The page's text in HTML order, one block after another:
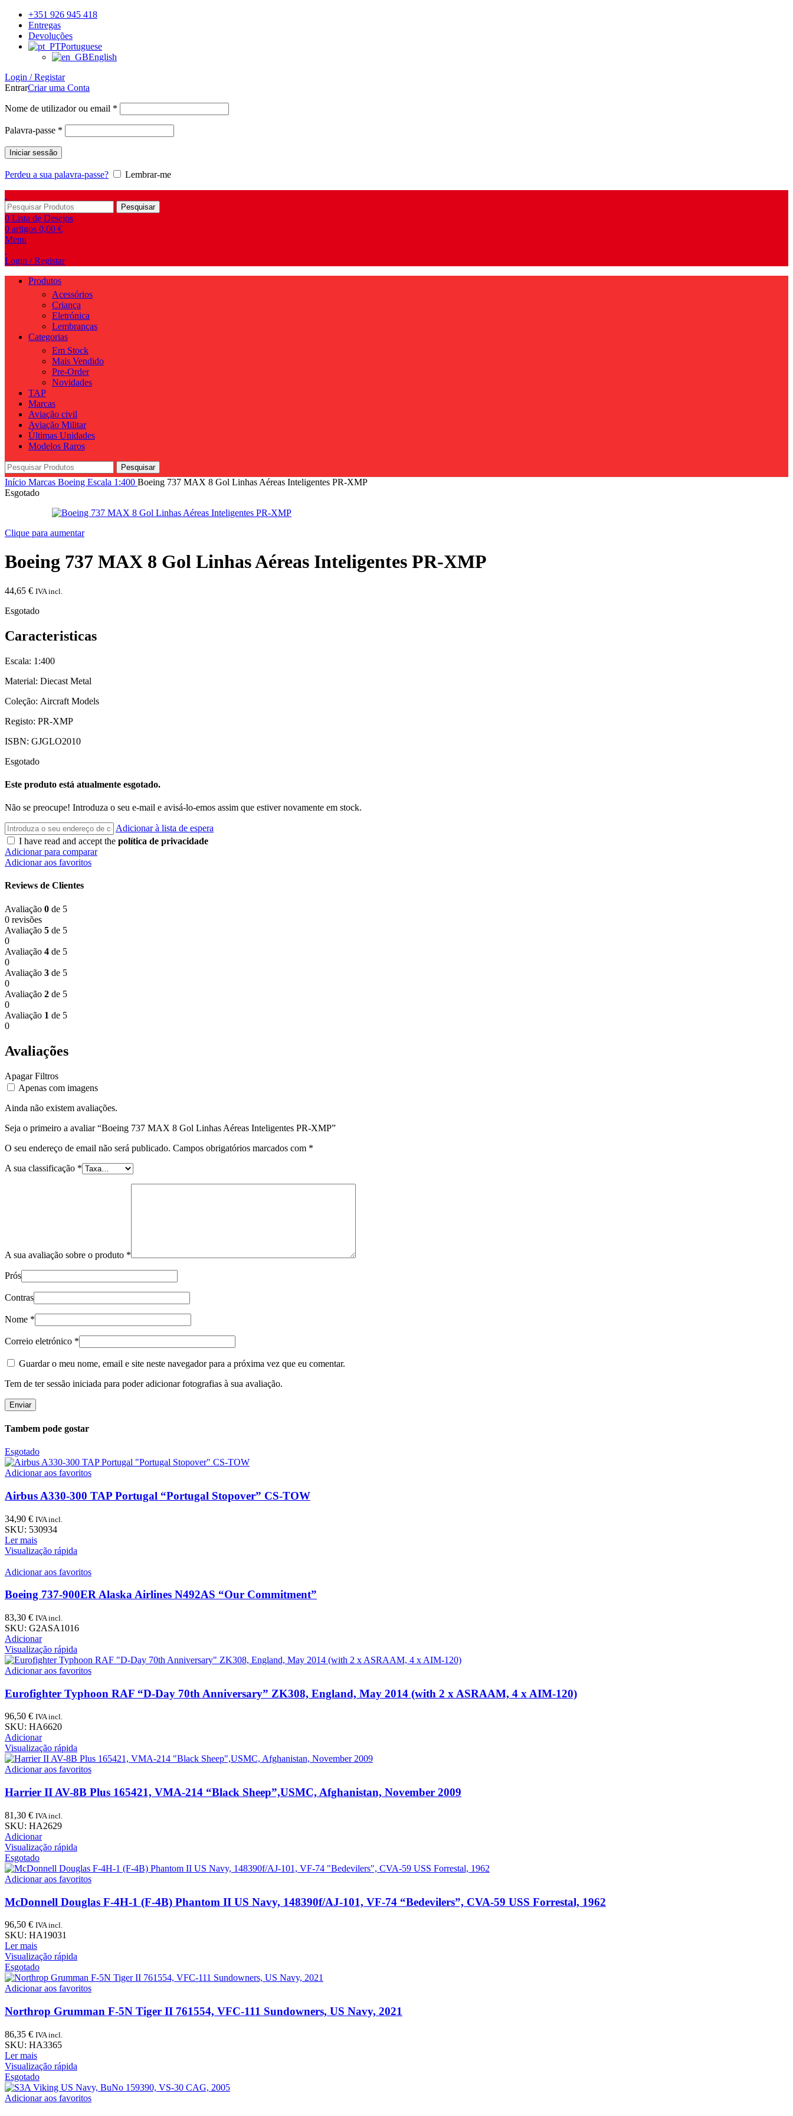
+351 926 945 418
Entregas
Devoluções
Portuguese
English
Login / Registar
EntrarCriar uma Conta
Nome de utilizador ou email *
Palavra-passe *
Iniciar sessão
Perdeu a sua palavra-passe? Lembrar-me
Pesquisar
0 Lista de Desejos
0 artigos 0,00 €
Menu
Login / Registar
Produtos
Acessórios
Criança
Eletrónica
Lembranças
Categorias
Em Stock
Mais Vendido
Pre-Order
Novidades
TAP
Marcas
Aviação civil
Aviação Militar
Últimas Unidades
Modelos Raros
Pesquisar
Início Marcas Boeing Escala 1:400 Boeing 737 MAX 8 Gol Linhas Aéreas Inteligentes PR-XMP
Esgotado
Clique para aumentar
Boeing 737 MAX 8 Gol Linhas Aéreas Inteligentes PR-XMP
44,65 € IVA incl.
Esgotado
Caracteristicas
Escala: 1:400
Material: Diecast Metal
Coleção: Aircraft Models
Registo: PR-XMP
ISBN: GJGLO2010
Esgotado
Este produto está atualmente esgotado.
Não se preocupe! Introduza o seu e-mail e avisá-lo-emos assim que estiver novamente em stock.
Adicionar à lista de espera
I have read and accept the política de privacidade
Adicionar para comparar
Adicionar aos favoritos
Reviews de Clientes
Avaliação 0 de 5
0 revisões
Avaliação 5 de 5
0
Avaliação 4 de 5
0
Avaliação 3 de 5
0
Avaliação 2 de 5
0
Avaliação 1 de 5
0
Avaliações
Apagar Filtros
Apenas com imagens
Ainda não existem avaliações.
Seja o primeiro a avaliar “Boeing 737 MAX 8 Gol Linhas Aéreas Inteligentes PR-XMP”
O seu endereço de email não será publicado. Campos obrigatórios marcados com *
A sua classificação *
A sua avaliação sobre o produto *
Prós
Contras
Nome *
Correio eletrónico *
Guardar o meu nome, email e site neste navegador para a próxima vez que eu comentar.
Tem de ter sessão iniciada para poder adicionar fotografias à sua avaliação.
Tambem pode gostar
Esgotado
Adicionar aos favoritos
Airbus A330-300 TAP Portugal “Portugal Stopover” CS-TOW
34,90 € IVA incl.
SKU: 530934
Ler mais
Visualização rápida
Adicionar aos favoritos
Boeing 737-900ER Alaska Airlines N492AS “Our Commitment”
83,30 € IVA incl.
SKU: G2ASA1016
Adicionar
Visualização rápida
Adicionar aos favoritos
Eurofighter Typhoon RAF “D-Day 70th Anniversary” ZK308, England, May 2014 (with 2 x ASRAAM, 4 x AIM-120)
96,50 € IVA incl.
SKU: HA6620
Adicionar
Visualização rápida
Adicionar aos favoritos
Harrier II AV-8B Plus 165421, VMA-214 “Black Sheep”,USMC, Afghanistan, November 2009
81,30 € IVA incl.
SKU: HA2629
Adicionar
Visualização rápida
Esgotado
Adicionar aos favoritos
McDonnell Douglas F-4H-1 (F-4B) Phantom II US Navy, 148390f/AJ-101, VF-74 “Bedevilers”, CVA-59 USS Forrestal, 1962
96,50 € IVA incl.
SKU: HA19031
Ler mais
Visualização rápida
Esgotado
Adicionar aos favoritos
Northrop Grumman F-5N Tiger II 761554, VFC-111 Sundowners, US Navy, 2021
86,35 € IVA incl.
SKU: HA3365
Ler mais
Visualização rápida
Esgotado
Adicionar aos favoritos